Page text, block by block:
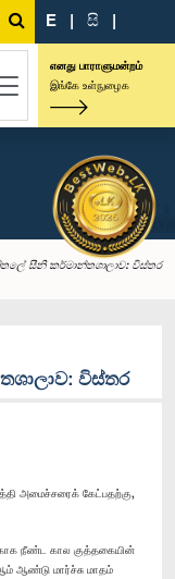
E | සි |
எனது பாராளுமன்றம்
இங்கே உள்நுழைக
සීනි කර්මාන්තශාලාව: විස්තර
විස්තර
அமைச்சரைக் கேட்பதற்கு,
நீண்ட கால குத்தகையின்
ஆண்டு மார்ச்சு மாதம்